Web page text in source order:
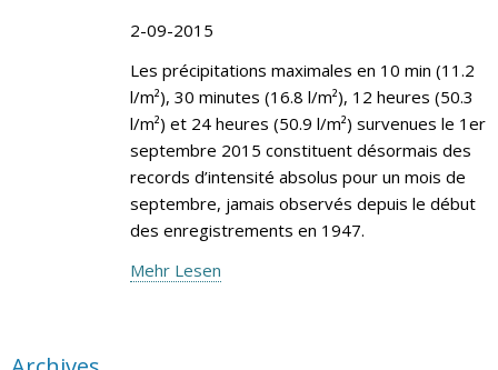
2-09-2015
Les précipitations maximales en 10 min (11.2
l/m²), 30 minutes (16.8 l/m²), 12 heures (50.3
l/m²) et 24 heures (50.9 l/m²) survenues le 1er
septembre 2015 constituent désormais des
records d’intensité absolus pour un mois de
septembre, jamais observés depuis le début
des enregistrements en 1947.
Mehr Lesen